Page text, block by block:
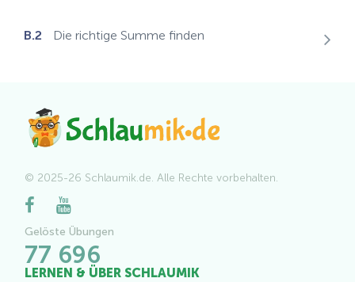
B.2 Die richtige Summe finden
© 2025-26 Schlaumik.de. Alle Rechte vorbehalten.
Gelöste Übungen
77 696
LERNEN & ÜBER SCHLAUMIK